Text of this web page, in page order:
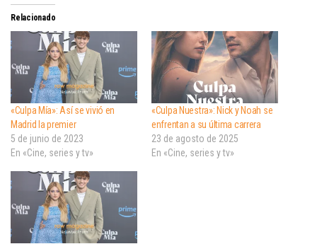
Relacionado
«Culpa Mía»: Así se vivió en
Madrid la premier
5 de junio de 2023
En «Cine, series y tv»
«Culpa Nuestra»: Nick y Noah se
enfrentan a su última carrera
23 de agosto de 2025
En «Cine, series y tv»